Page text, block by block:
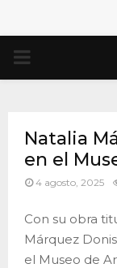
PRIMARY
Natalia
en el
4 agosto, 2025
Con su obra
Márquez
el Museo de